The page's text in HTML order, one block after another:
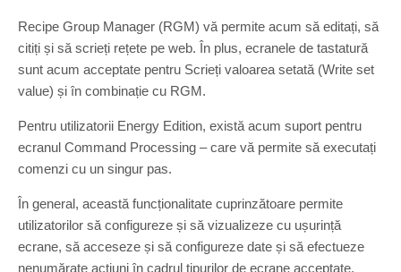
Recipe Group Manager (RGM) vă permite acum să editați, să
citiți și să scrieți rețete pe web. În plus, ecranele de tastatură
sunt acum acceptate pentru Scrieți valoarea setată (Write set
value) și în combinație cu RGM.
Pentru utilizatorii Energy Edition, există acum suport pentru
ecranul Command Processing – care vă permite să executați
comenzi cu un singur pas.
În general, această funcționalitate cuprinzătoare permite
utilizatorilor să configureze și să vizualizeze cu ușurință
ecrane, să acceseze și să configureze date și să efectueze
nenumărate acțiuni în cadrul tipurilor de ecrane acceptate.